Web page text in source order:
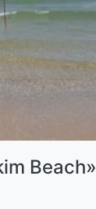
Beach»